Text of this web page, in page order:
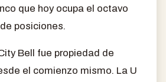
que hoy ocupa el octavo
posiciones.
Bell fue propiedad de
el comienzo mismo. La U